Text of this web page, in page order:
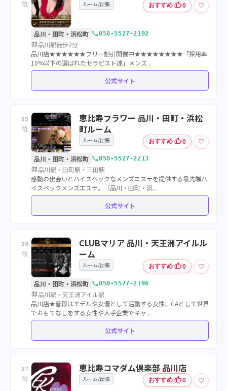
位 ルーム/出張 おすすめ thumb_up0 ♡
品川・田町・浜松町 call050-5527-2192
map品川駅徒歩2分
品川店★★★★★★フリー割引開催中★★★★★★★★「採用率
10%以下の選ばれたセラピスト達」メンズ...
公式サイト
35
位
恵比寿フラワー 品川・田町・浜松
町ルーム
ルーム/出張 おすすめ thumb_up0
♡
品川・田町・浜松町 call050-5527-2213
map品川駅・田町駅・三田駅
感動の出会いとハイスペックなメンズエステを提供する最先端ハ
イスペックメンズエステ。（品川・田町・浜...
公式サイト
36
位
CLUBマリア 品川・天王洲アイルル
ーム
ルーム/出張 おすすめ thumb_up0
♡
品川・田町・浜松町 call050-5527-2196
map品川駅・天王洲アイル駅
品川店★普段はモデルや女優として活動する女性、CAとして世界
でおもてなしをする女性や大手企業でキャ...
公式サイト
37
位
恵比寿コマダム倶楽部 品川店
ルーム/出張 おすすめ thumb_up0 ♡